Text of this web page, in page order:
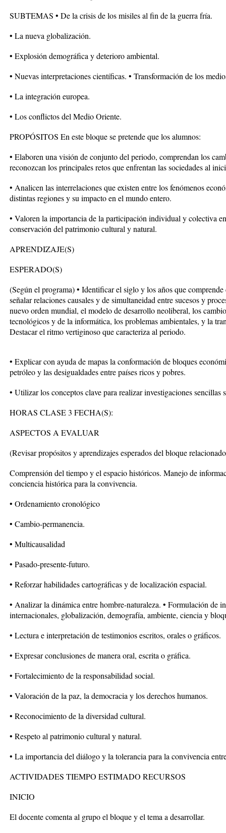
SUBTEMAS • De la crisis de los misiles al fin de la guerra fría.
• La nueva globalización.
• Explosión demográfica y deterioro ambiental.
• Nuevas interpretaciones científicas. • Transformación de los
• La integración europea.
• Los conflictos del Medio Oriente.
PROPÓSITOS En este bloque se pretende que los alumnos:
• Elaboren una visión de conjunto del periodo, comprendan los
reconozcan los principales retos que enfrentan las sociedades al
• Analicen las interrelaciones que existen entre los fenómenos
distintas regiones y su impacto en el mundo entero.
• Valoren la importancia de la participación individual y colectiva
conservación del patrimonio cultural y natural.
APRENDIZAJE(S)
ESPERADO(S)
(Según el programa) • Identificar el siglo y los años que
señalar relaciones causales y de simultaneidad entre sucesos y
nuevo orden mundial, el modelo de desarrollo neoliberal, los
tecnológicos y de la informática, los problemas ambientales, y la
Destacar el ritmo vertiginoso que caracteriza al periodo.
• Explicar con ayuda de mapas la conformación de bloques
petróleo y las desigualdades entre países ricos y pobres.
• Utilizar los conceptos clave para realizar investigaciones sencillas
HORAS CLASE 3 FECHA(S):
ASPECTOS A EVALUAR
(Revisar propósitos y aprendizajes esperados del bloque
Comprensión del tiempo y el espacio históricos. Manejo de
conciencia histórica para la convivencia.
• Ordenamiento cronológico
• Cambio-permanencia.
• Multicausalidad
• Pasado-presente-futuro.
• Reforzar habilidades cartográficas y de localización espacial.
• Analizar la dinámica entre hombre-naturaleza. • Formulación de
internacionales, globalización, demografía, ambiente, ciencia y
• Lectura e interpretación de testimonios escritos, orales o gráficos.
• Expresar conclusiones de manera oral, escrita o gráfica.
• Fortalecimiento de la responsabilidad social.
• Valoración de la paz, la democracia y los derechos humanos.
• Reconocimiento de la diversidad cultural.
• Respeto al patrimonio cultural y natural.
• La importancia del diálogo y la tolerancia para la convivencia
ACTIVIDADES TIEMPO ESTIMADO RECURSOS
INICIO
El docente comenta al grupo el bloque y el tema a desarrollar.